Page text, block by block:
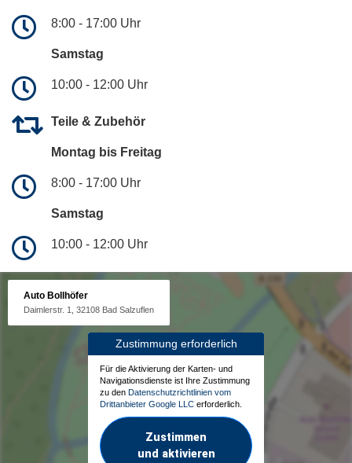
8:00 - 17:00 Uhr
Samstag
10:00 - 12:00 Uhr
Teile & Zubehör
Montag bis Freitag
8:00 - 17:00 Uhr
Samstag
10:00 - 12:00 Uhr
Auto Bollhöfer
Daimlerstr. 1, 32108 Bad Salzuflen
Zustimmung erforderlich
Für die Aktivierung der Karten- und
Navigationsdienste ist Ihre Zustimmung
zu den Datenschutzrichtlinien vom
Drittanbieter Google LLC erforderlich.
Zustimmen
und aktivieren